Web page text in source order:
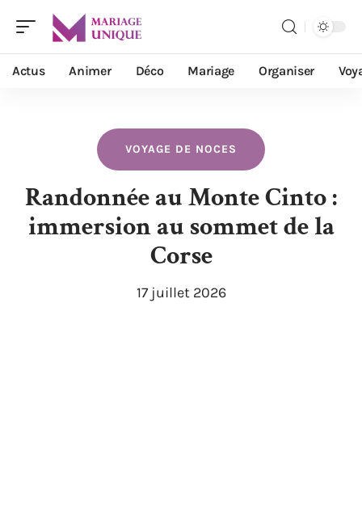
Actus Animer Déco Mariage Organiser
VOYAGE DE NOCES
Randonnée au Monte Cinto :
immersion au sommet de la
Corse
17 juillet 2026